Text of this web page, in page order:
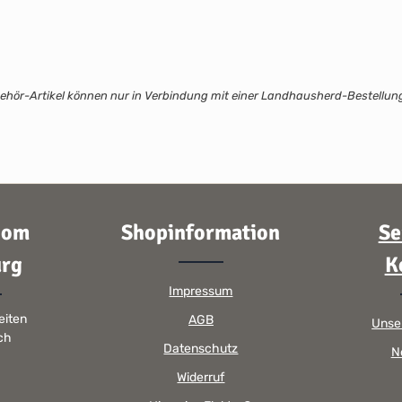
Artikel können nur in Verbindung mit einer Landhausherd-
Shopinformation
Impressum
AGB
Datenschutz
Widerruf